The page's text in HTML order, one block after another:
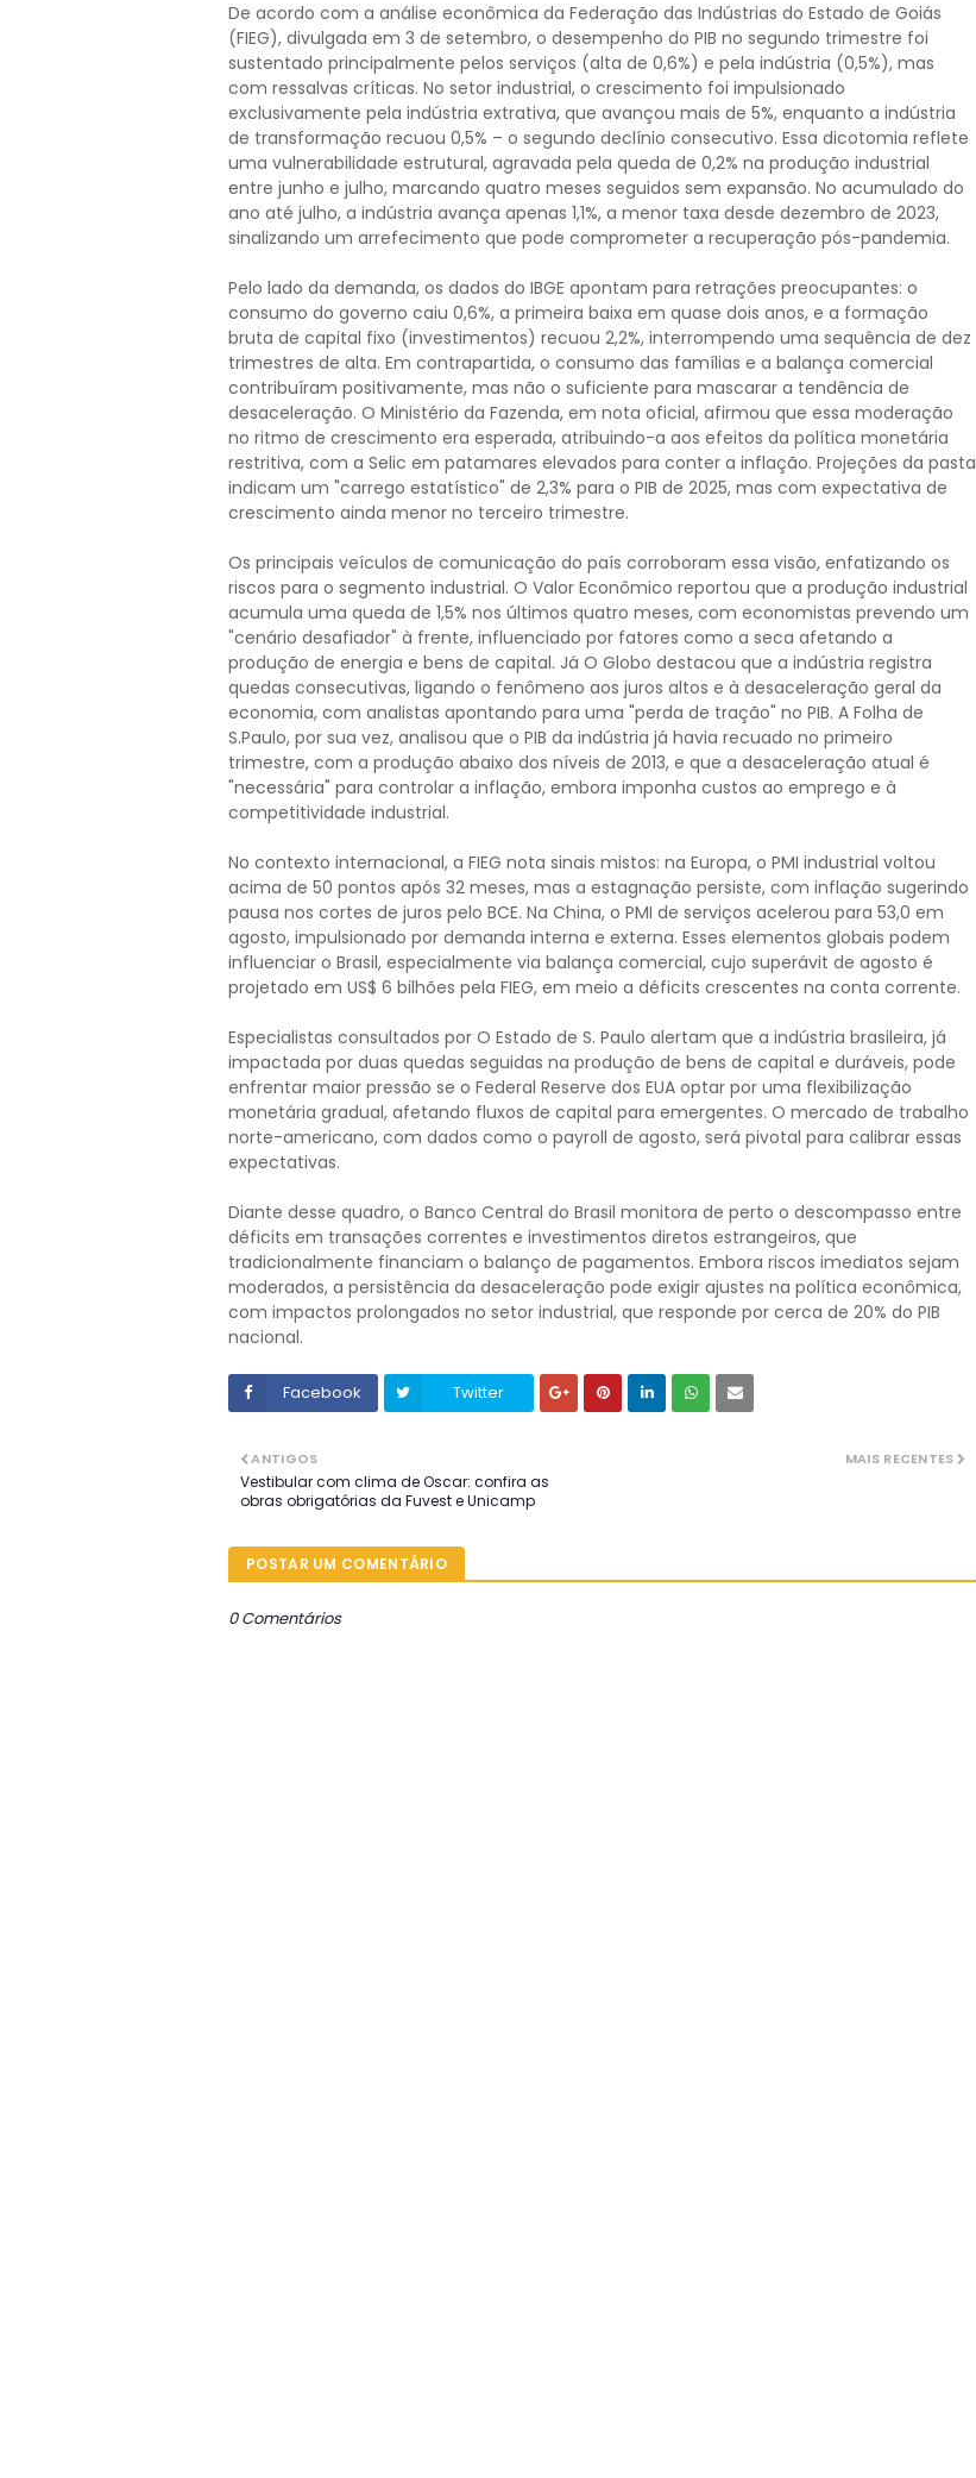
De acordo com a análise econômica da Federação das Indústrias do Estado de Goiás
(FIEG), divulgada em 3 de setembro, o desempenho do PIB no segundo trimestre foi
sustentado principalmente pelos serviços (alta de 0,6%) e pela indústria (0,5%), mas
com ressalvas críticas. No setor industrial, o crescimento foi impulsionado
exclusivamente pela indústria extrativa, que avançou mais de 5%, enquanto a indústria
de transformação recuou 0,5% – o segundo declínio consecutivo. Essa dicotomia reflete
uma vulnerabilidade estrutural, agravada pela queda de 0,2% na produção industrial
entre junho e julho, marcando quatro meses seguidos sem expansão. No acumulado do
ano até julho, a indústria avança apenas 1,1%, a menor taxa desde dezembro de 2023,
sinalizando um arrefecimento que pode comprometer a recuperação pós-pandemia.
Pelo lado da demanda, os dados do IBGE apontam para retrações preocupantes: o
consumo do governo caiu 0,6%, a primeira baixa em quase dois anos, e a formação
bruta de capital fixo (investimentos) recuou 2,2%, interrompendo uma sequência de dez
trimestres de alta. Em contrapartida, o consumo das famílias e a balança comercial
contribuíram positivamente, mas não o suficiente para mascarar a tendência de
desaceleração. O Ministério da Fazenda, em nota oficial, afirmou que essa moderação
no ritmo de crescimento era esperada, atribuindo-a aos efeitos da política monetária
restritiva, com a Selic em patamares elevados para conter a inflação. Projeções da pasta
indicam um "carrego estatístico" de 2,3% para o PIB de 2025, mas com expectativa de
crescimento ainda menor no terceiro trimestre.
Os principais veículos de comunicação do país corroboram essa visão, enfatizando os
riscos para o segmento industrial. O Valor Econômico reportou que a produção industrial
acumula uma queda de 1,5% nos últimos quatro meses, com economistas prevendo um
"cenário desafiador" à frente, influenciado por fatores como a seca afetando a
produção de energia e bens de capital. Já O Globo destacou que a indústria registra
quedas consecutivas, ligando o fenômeno aos juros altos e à desaceleração geral da
economia, com analistas apontando para uma "perda de tração" no PIB. A Folha de
S.Paulo, por sua vez, analisou que o PIB da indústria já havia recuado no primeiro
trimestre, com a produção abaixo dos níveis de 2013, e que a desaceleração atual é
"necessária" para controlar a inflação, embora imponha custos ao emprego e à
competitividade industrial.
No contexto internacional, a FIEG nota sinais mistos: na Europa, o PMI industrial voltou
acima de 50 pontos após 32 meses, mas a estagnação persiste, com inflação sugerindo
pausa nos cortes de juros pelo BCE. Na China, o PMI de serviços acelerou para 53,0 em
agosto, impulsionado por demanda interna e externa. Esses elementos globais podem
influenciar o Brasil, especialmente via balança comercial, cujo superávit de agosto é
projetado em US$ 6 bilhões pela FIEG, em meio a déficits crescentes na conta corrente.
Especialistas consultados por O Estado de S. Paulo alertam que a indústria brasileira, já
impactada por duas quedas seguidas na produção de bens de capital e duráveis, pode
enfrentar maior pressão se o Federal Reserve dos EUA optar por uma flexibilização
monetária gradual, afetando fluxos de capital para emergentes. O mercado de trabalho
norte-americano, com dados como o payroll de agosto, será pivotal para calibrar essas
expectativas.
Diante desse quadro, o Banco Central do Brasil monitora de perto o descompasso entre
déficits em transações correntes e investimentos diretos estrangeiros, que
tradicionalmente financiam o balanço de pagamentos. Embora riscos imediatos sejam
moderados, a persistência da desaceleração pode exigir ajustes na política econômica,
com impactos prolongados no setor industrial, que responde por cerca de 20% do PIB
nacional.
Facebook Twitter
MAIS RECENTES
ANTIGOS
Vestibular com clima de Oscar: confira as
obras obrigatórias da Fuvest e Unicamp
POSTAR UM COMENTÁRIO
0 Comentários